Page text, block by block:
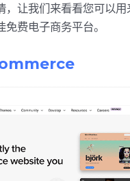
，让我们来看看您可以
免费电子商务平台。